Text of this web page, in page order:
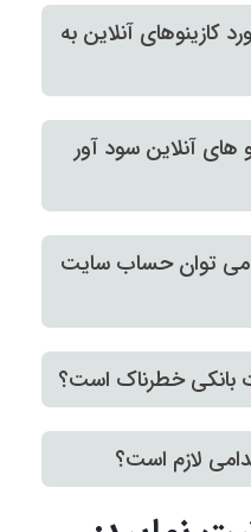
کازینوهای آنلاین به
های آنلاین سود آور
می توان حساب سایت
بانکی خطرناک است؟
لازم است؟